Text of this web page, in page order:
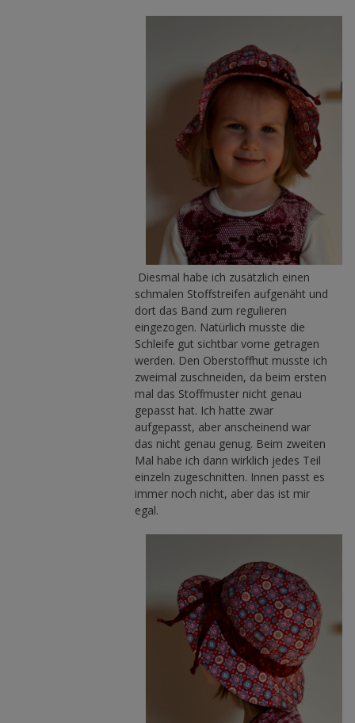
Diesmal habe ich zusätzlich einen
schmalen Stoffstreifen aufgenäht und
dort das Band zum regulieren
eingezogen. Natürlich musste die
Schleife gut sichtbar vorne getragen
werden. Den Oberstoffhut musste ich
zweimal zuschneiden, da beim ersten
mal das Stoffmuster nicht genau
gepasst hat. Ich hatte zwar
aufgepasst, aber anscheinend war
das nicht genau genug. Beim zweiten
Mal habe ich dann wirklich jedes Teil
einzeln zugeschnitten. Innen passt es
immer noch nicht, aber das ist mir
egal.